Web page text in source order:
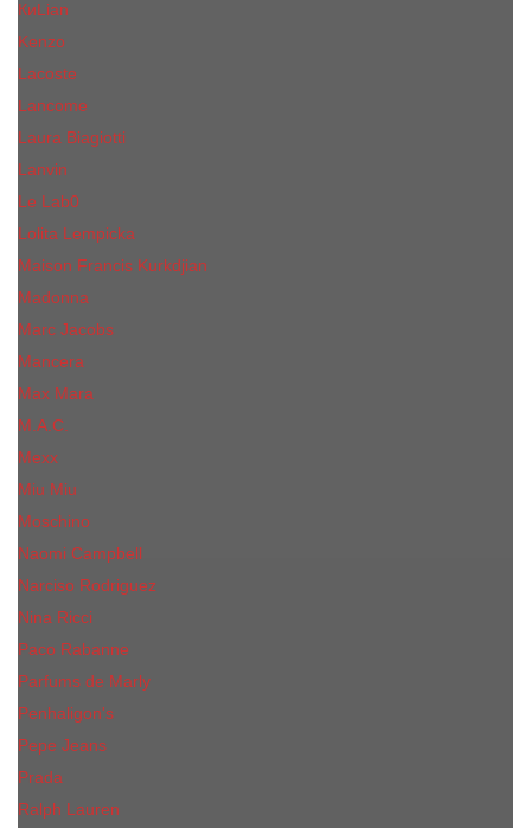
КиLian
Kenzo
Lacoste
Lancome
Laura Biagiotti
Lanvin
Lе Lab0
Lolita Lempicka
Maison Francis Kurkdjian
Madonna
Marc Jacobs
Mancera
Max Mara
M.А.C.
Mexx
Miu Miu
Mоsсhino
Naomi Campbell
Narciso Rodriguez
Nina Ricci
Paco Rabanne
Parfums de Marly
Penhaligon's
Pepe Jeans
Prada
Ralph Lauren